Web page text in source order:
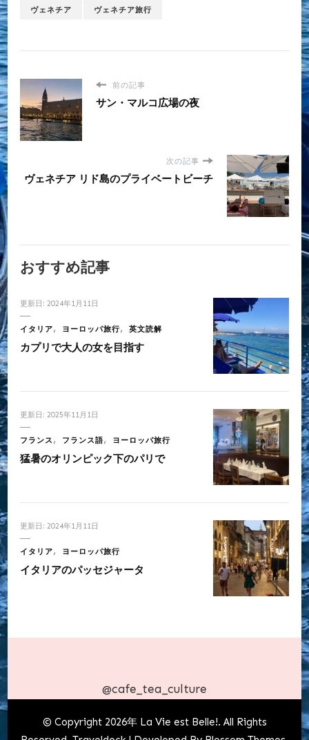
ヴェネチア ヴェネチア旅行
前の記事
サン・マルコ広場の夜
次の記事
ヴェネチア リド島のプライベートビーチ
おすすめ記事
更新日: 2024年1月11日
イタリア ヨーロッパ旅行 英文読解
カプリで大人の女を目指す
更新日: 2025年11月1日
フランス フランス語 ヨーロッパ旅行
猛暑のオリンピック下のパリで
更新日: 2024年1月11日
イタリア ヨーロッパ旅行
イタリアのパッセジャータ
@cafe_tea_culture
© Copyright 2026年 La Vie est Belle!. All Rights